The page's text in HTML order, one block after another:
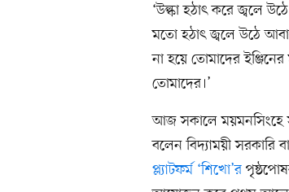
‘উল্কা হঠাৎ করে জ্বলে
মতো হঠাৎ জ্বলে উঠে
না হয়ে তোমাদের
তোমাদের।’
আজ সকালে ময়মনসিংহে
বলেন বিদ্যাময়ী সরকারি
প্ল্যাটফর্ম ‘শিখো’র